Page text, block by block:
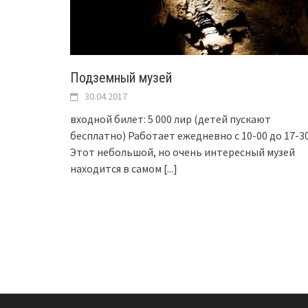
Подземный музей
30.04.2017
входной билет: 5 000 лир (детей пускают
бесплатно) Работает ежедневно с 10-00 до 17-
Этот небольшой, но очень интересный музей
находится в самом [...]